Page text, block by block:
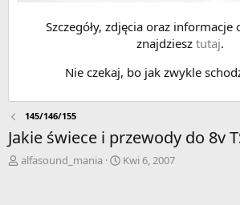
Szczegóły, zdjęcia oraz informacje
znajdziesz tutaj.
Nie czekaj, bo jak zwykle
145/146/155
Jakie świece i przewody do 8v
A
alfasound_mania
D
Kwi 6, 2007